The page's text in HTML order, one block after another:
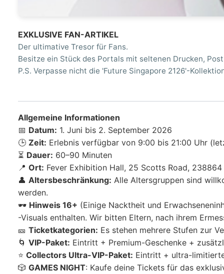
EXKLUSIVE FAN-ARTIKEL
Der ultimative Tresor für Fans.
Besitze ein Stück des Portals mit seltenen Drucken,
P.S. Verpasse nicht die 'Future Singapore 2126'-
Allgemeine Informationen
📅 Datum: 1. Juni bis 2. September 2026
🕒 Zeit: Erlebnis verfügbar von 9:00 bis 21:00 Uhr
⏳ Dauer: 60–90 Minuten
📍 Ort: Fever Exhibition Hall, 25 Scotts Road,
👤 Altersbeschränkung: Alle Altersgruppen sind
werden.
🕶️ Hinweis 16+ (Einige Nacktheit und
-Visuals enthalten. Wir bitten Eltern, nach ihrem
🎫 Ticketkategorien: Es stehen mehrere Stufen zur
🌀 VIP-Paket: Eintritt + Premium-Geschenke +
⭐ Collectors Ultra-VIP-Paket: Eintritt + ultra-
🎲 GAMES NIGHT: Kaufe deine Tickets für das